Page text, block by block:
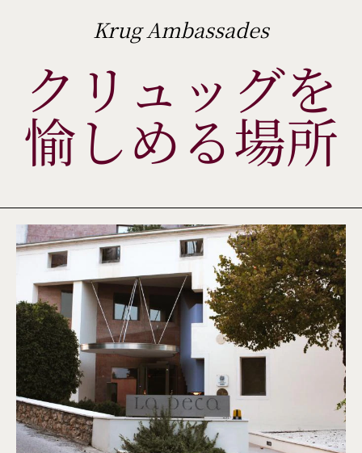
Krug Ambassades
クリュッグを
愉しめる場所